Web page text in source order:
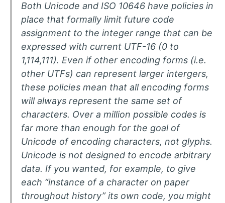
Both Unicode and ISO 10646 have policies in
place that formally limit future code
assignment to the integer range that can be
expressed with current UTF-16 (0 to
1,114,111). Even if other encoding forms (i.e.
other UTFs) can represent larger intergers,
these policies mean that all encoding forms
will always represent the same set of
characters. Over a million possible codes is
far more than enough for the goal of
Unicode of encoding characters, not glyphs.
Unicode is not designed to encode arbitrary
data. If you wanted, for example, to give
each “instance of a character on paper
throughout history” its own code, you might